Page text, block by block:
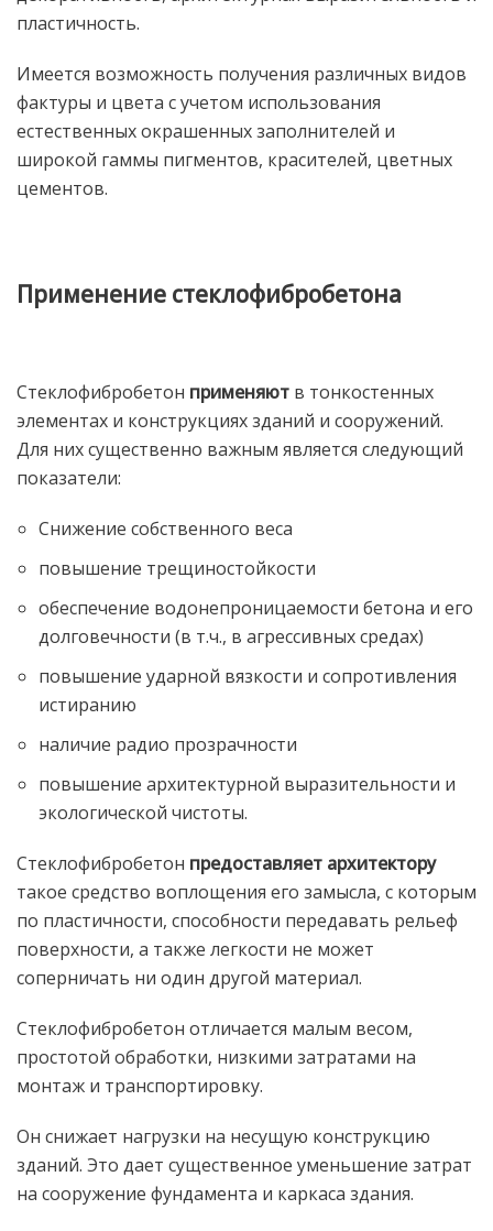
пластичность.
Имеется возможность получения различных видов
фактуры и цвета с учетом использования
естественных окрашенных заполнителей и
широкой гаммы пигментов, красителей, цветных
цементов.
Применение стеклофибробетона
Стеклофибробетон применяют в тонкостенных
элементах и конструкциях зданий и сооружений.
Для них существенно важным является следующий
показатели:
Снижение собственного веса
повышение трещиностойкости
обеспечение водонепроницаемости бетона и его
долговечности (в т.ч., в агрессивных средах)
повышение ударной вязкости и сопротивления
истиранию
наличие радио прозрачности
повышение архитектурной выразительности и
экологической чистоты.
Стеклофибробетон предоставляет архитектору
такое средство воплощения его замысла, с которым
по пластичности, способности передавать рельеф
поверхности, а также легкости не может
соперничать ни один другой материал.
Стеклофибробетон отличается малым весом,
простотой обработки, низкими затратами на
монтаж и транспортировку.
Он снижает нагрузки на несущую конструкцию
зданий. Это дает существенное уменьшение затрат
на сооружение фундамента и каркаса здания.